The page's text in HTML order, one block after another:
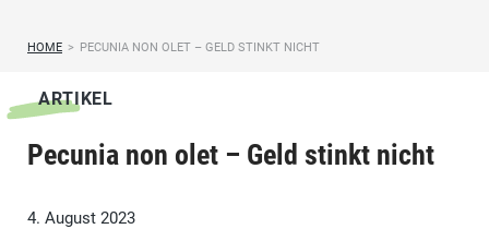
HOME > PECUNIA NON OLET – GELD STINKT NICHT
ARTIKEL
Pecunia non olet – Geld stinkt nicht
4. August 2023